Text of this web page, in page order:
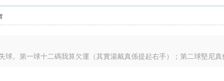
球。第一球十二碼我算欠運（其實湯戴真係提起右手）；第二球堅尼真